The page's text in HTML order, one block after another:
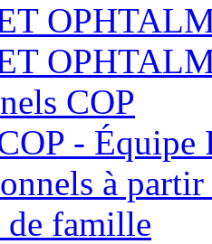
COP
- Équipe
à
famille